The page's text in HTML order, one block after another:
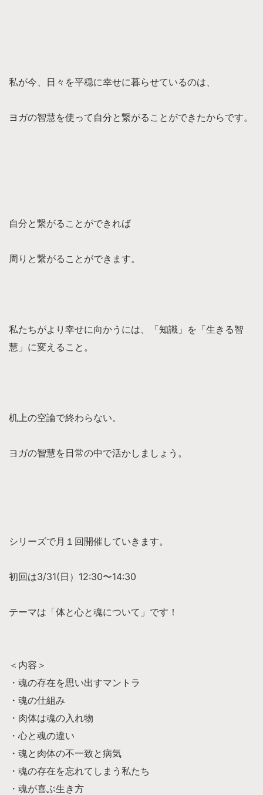
私が今、日々を平穏に幸せに暮らせているのは、
ヨガの智慧を使って自分と繋がることができたからです。
自分と繋がることができれば
周りと繋がることができます。
私たちがより幸せに向かうには、「知識」を「生きる智
慧」に変えること。
机上の空論で終わらない。
ヨガの智慧を日常の中で活かしましょう。
シリーズで月１回開催していきます。
初回は3/31(日）12:30〜14:30
テーマは「体と心と魂について」です！
＜内容＞
・魂の存在を思い出すマントラ
・魂の仕組み
・肉体は魂の入れ物
・心と魂の違い
・魂と肉体の不一致と病気
・魂の存在を忘れてしまう私たち
・魂が喜ぶ生き方